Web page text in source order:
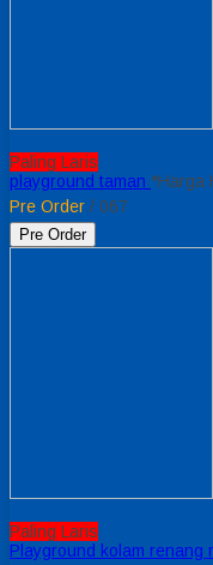
Paling Laris
playground taman *Harga
Pre Order / 067
Pre Order
Paling Laris
Playground kolam renang